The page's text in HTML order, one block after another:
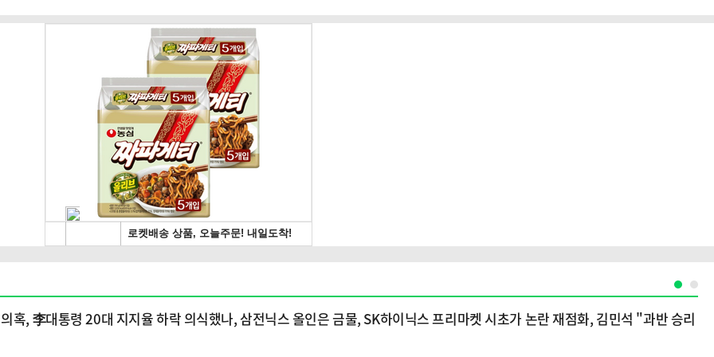
혹, 李대통령 20대 지지율 하락 의식했나, 삼전닉스 올인은 금물, SK하이닉스 프리마켓 시초가 논란 재점화, 김민석 "과반 승리